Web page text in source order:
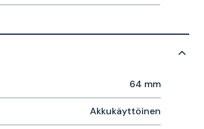
64 mm
Akkukäyttöinen